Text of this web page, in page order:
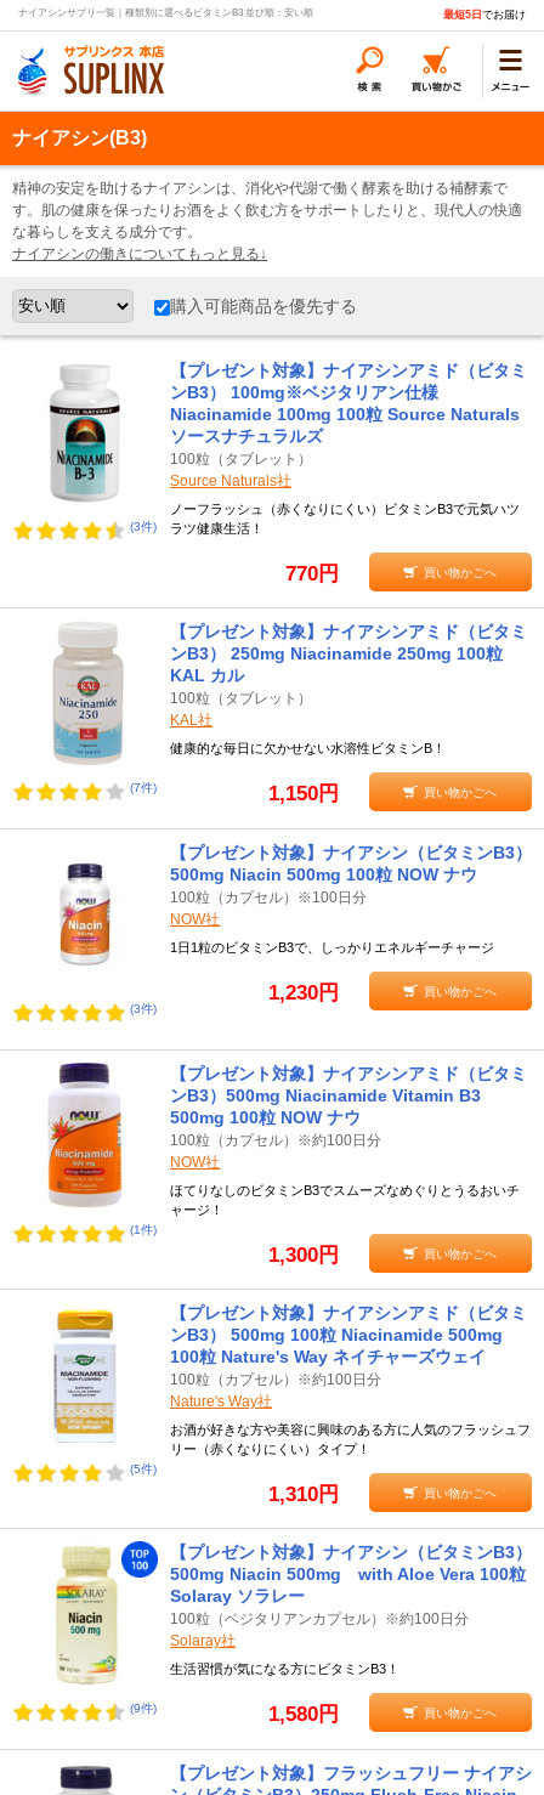
ナイアシンサプリ一覧｜種類別に選べるビタミンB3 並び順：安い順 最短5日 でお届け
ナイアシン(B3)
精神の安定を助けるナイアシンは、消化や代謝で働く酵素を助ける補酵素で
す。肌の健康を保ったりお酒をよく飲む方をサポートしたりと、現代人の快適
な暮らしを支える成分です。
ナイアシンの働きについてもっと見る↓
購入可能商品を優先する
(3件)
【プレゼント対象】ナイアシンアミド（ビタミ
ンB3） 100mg※ベジタリアン仕様
Niacinamide 100mg 100粒 Source Naturals
ソースナチュラルズ
100粒（タブレット）
Source Naturals社
ノーフラッシュ（赤くなりにくい）ビタミンB3で元気ハツ
ラツ健康生活！
770円 買い物かごへ
(7件)
【プレゼント対象】ナイアシンアミド（ビタミ
ンB3） 250mg Niacinamide 250mg 100粒
KAL カル
100粒（タブレット）
KAL社
健康的な毎日に欠かせない水溶性ビタミンB！
1,150円 買い物かごへ
(3件)
【プレゼント対象】ナイアシン（ビタミンB3）
500mg Niacin 500mg 100粒 NOW ナウ
100粒（カプセル）※100日分
NOW社
1日1粒のビタミンB3で、しっかりエネルギーチャージ
1,230円 買い物かごへ
(1件)
【プレゼント対象】ナイアシンアミド（ビタミ
ンB3）500mg Niacinamide Vitamin B3
500mg 100粒 NOW ナウ
100粒（カプセル）※約100日分
NOW社
ほてりなしのビタミンB3でスムーズなめぐりとうるおいチ
ャージ！
1,300円 買い物かごへ
(5件)
【プレゼント対象】ナイアシンアミド（ビタミ
ンB3） 500mg 100粒 Niacinamide 500mg
100粒 Nature's Way ネイチャーズウェイ
100粒（カプセル）※約100日分
Nature's Way社
お酒が好きな方や美容に興味のある方に人気のフラッシュフ
リー（赤くなりにくい）タイプ！
1,310円 買い物かごへ
(9件)
【プレゼント対象】ナイアシン（ビタミンB3）
500mg Niacin 500mg with Aloe Vera 100粒
Solaray ソラレー
100粒（ベジタリアンカプセル）※約100日分
Solaray社
生活習慣が気になる方にビタミンB3！
1,580円 買い物かごへ
【プレゼント対象】フラッシュフリー ナイアシ